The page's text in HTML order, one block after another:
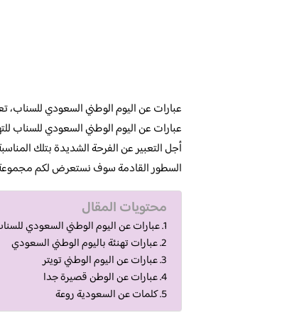
عبارات عن اليوم الوطني السعودي للسناب،
عبارات عن اليوم الوطني السعودي للسناب
أجل التعبير عن الفرحة الشديدة بتلك
السطور القادمة سوف نستعرض لكم مجموعة
محتويات المقال
عبارات عن اليوم الوطني السعودي
عبارات تهنئة باليوم الوطني السعودي
عبارات عن اليوم الوطني تويتر
عبارات عن الوطن قصيرة جدا
كلمات عن السعودية روعة